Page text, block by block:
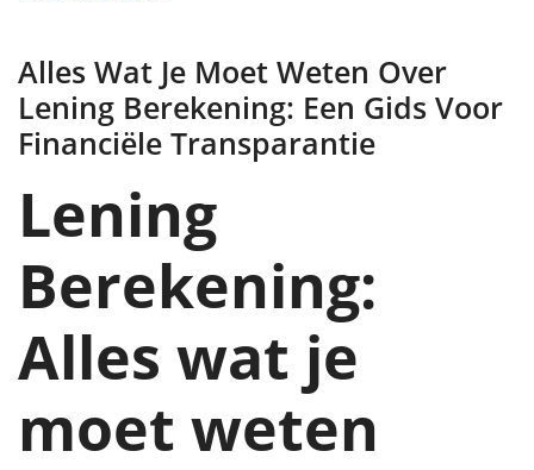
Alles Wat Je Moet Weten Over
Lening Berekening: Een Gids Voor
Financiële Transparantie
Lening
Berekening:
Alles wat je
moet weten